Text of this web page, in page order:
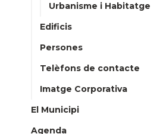
Urbanisme i Habitatge
Edificis
Persones
Telèfons de contacte
Imatge Corporativa
El Municipi
Agenda